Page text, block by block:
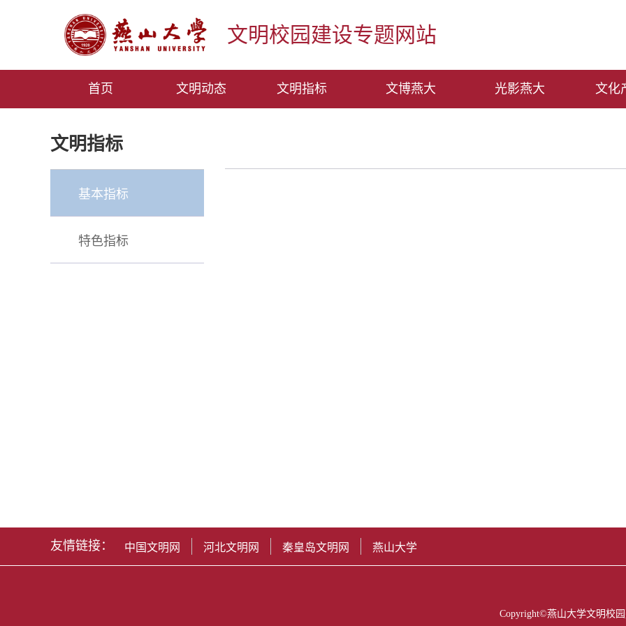
文明校园建设专题网站
首页 文明动态 文明指标 文博燕大 光影燕大 文化
文明指标
基本指标
特色指标
友情链接： 中国文明网 河北文明网 秦皇岛文明网 燕山大学
Copyright©燕山大学文明校